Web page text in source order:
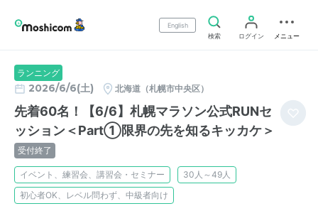
English
検索
ログイン メニュー
ランニング
2026/6/6(土) 北海道（札幌市中央区）
先着60名！【6/6】札幌マラソン公式RUNセ
ッション＜Part①限界の先を知るキッカケ＞
受付終了
イベント、練習会、講習会・セミナー
30人～49人
初心者OK、レベル問わず、中級者向け